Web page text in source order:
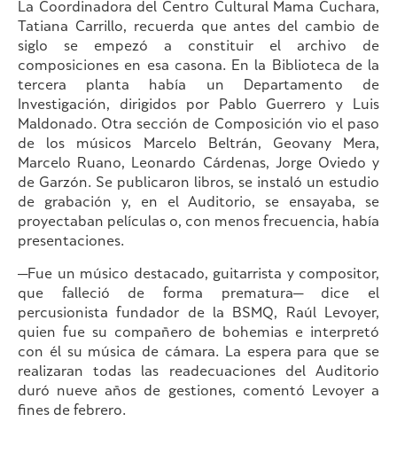
La Coordinadora del Centro Cultural Mama Cuchara,
Tatiana Carrillo, recuerda que antes del cambio de
siglo se empezó a constituir el archivo de
composiciones en esa casona. En la Biblioteca de la
tercera planta había un Departamento de
Investigación, dirigidos por Pablo Guerrero y Luis
Maldonado. Otra sección de Composición vio el paso
de los músicos Marcelo Beltrán, Geovany Mera,
Marcelo Ruano, Leonardo Cárdenas, Jorge Oviedo y
de Garzón. Se publicaron libros, se instaló un estudio
de grabación y, en el Auditorio, se ensayaba, se
proyectaban películas o, con menos frecuencia, había
presentaciones.
—Fue un músico destacado, guitarrista y compositor,
que falleció de forma prematura— dice el
percusionista fundador de la BSMQ, Raúl Levoyer,
quien fue su compañero de bohemias e interpretó
con él su música de cámara. La espera para que se
realizaran todas las readecuaciones del Auditorio
duró nueve años de gestiones, comentó Levoyer a
fines de febrero.